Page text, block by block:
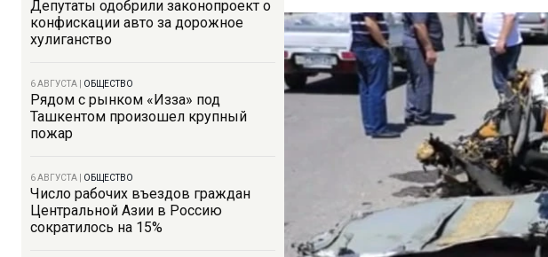
Депутаты одобрили законопроект о
конфискации авто за дорожное
хулиганство
6 АВГУСТА ОБЩЕСТВО
Рядом с рынком «Изза» под
Ташкентом произошел крупный
пожар
6 АВГУСТА ОБЩЕСТВО
Число рабочих въездов граждан
Центральной Азии в Россию
сократилось на 15%